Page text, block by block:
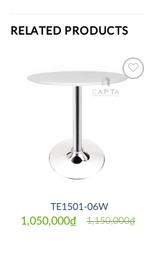
RELATED PRODUCTS
TE1501-06W
1,150,000₫
Original
1,050,000₫
Current